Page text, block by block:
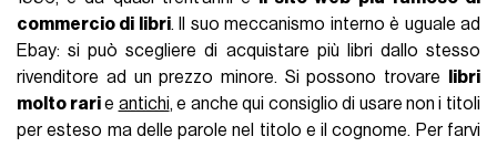
commercio di libri. Il suo meccanismo interno è uguale ad
Ebay: si può scegliere di acquistare più libri dallo stesso
rivenditore ad un prezzo minore. Si possono trovare
libri
molto rarie antichi, e anche qui consiglio di usare non i titoli
per esteso ma delle parole nel titolo e il cognome. Per farvi